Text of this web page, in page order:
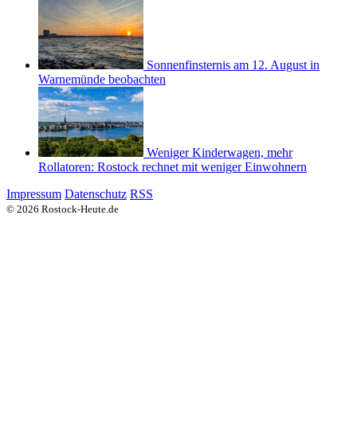
Sonnenfinsternis am 12. August in
Warnemünde beobachten
Weniger Kinderwagen, mehr
Rollatoren: Rostock rechnet mit weniger Einwohnern
Impressum Datenschutz RSS
© 2026 Rostock-Heute.de